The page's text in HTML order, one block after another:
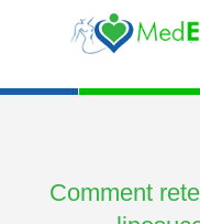
Comment